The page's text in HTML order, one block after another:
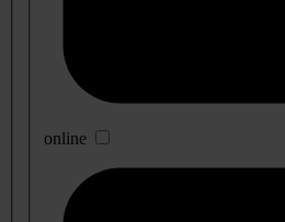
online